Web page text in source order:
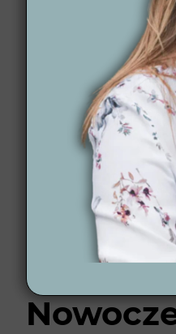
Projektowanie
obejmuje kilka
Podpisanie umowy i
online, dzięki której
Koncepcja 2D i
poszczególnych
ułatwia podjęcie
Projekt wykonawczy
nawadniania,
Chcesz dowiedzieć